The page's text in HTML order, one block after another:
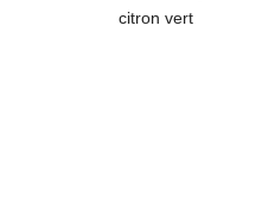
citron vert